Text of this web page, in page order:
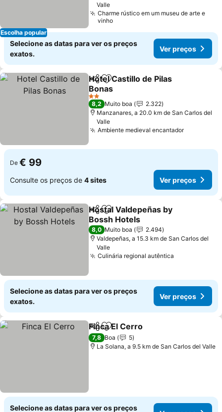
Escolha popular
Valle
Charme rústico em um museu de arte e
vinho
Selecione as datas para ver os preços
exatos.
Ver preços
PartilharAdicionar aos favoritos
Hotel Castillo de Pilas
Bonas
2 Estrelas
8,2 Muito boa
2.322
Manzanares, a 20.0 km de San Carlos del
Valle
Ambiente medieval encantador
De € 99
Consulte os preços de 4 sites Ver preços
PartilharAdicionar aos favoritos
Hostal Valdepeñas by
Bossh Hotels
8,0 Muito boa
2.494
Valdepeñas, a 15.3 km de San Carlos del
Valle
Culinária regional autêntica
Selecione as datas para ver os preços
exatos.
Ver preços
PartilharAdicionar aos favoritos
Finca El Cerro
7,8 Boa
5
La Solana, a 9.5 km de San Carlos del Valle
Selecione as datas para ver os preços